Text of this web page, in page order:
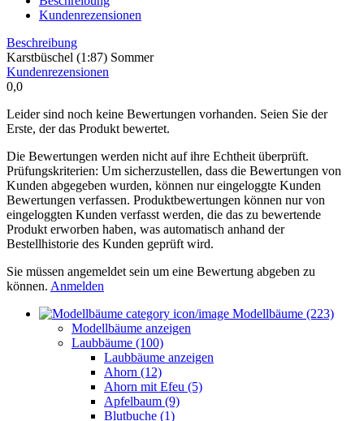
Kundenrezensionen
Beschreibung
Karstbüschel (1:87) Sommer
Kundenrezensionen
0,0
Leider sind noch keine Bewertungen vorhanden. Seien Sie der
Erste, der das Produkt bewertet.
Die Bewertungen werden nicht auf ihre Echtheit überprüft.
Prüfungskriterien: Um sicherzustellen, dass die Bewertungen von
Kunden abgegeben wurden, können nur eingeloggte Kunden
Bewertungen verfassen. Produktbewertungen können nur von
eingeloggten Kunden verfasst werden, die das zu bewertende
Produkt erworben haben, was automatisch anhand der
Bestellhistorie des Kunden geprüft wird.
Sie müssen angemeldet sein um eine Bewertung abgeben zu
können. Anmelden
Modellbäume (223)
Modellbäume anzeigen
Laubbäume (100)
Laubbäume anzeigen
Ahorn (12)
Ahorn mit Efeu (5)
Apfelbaum (9)
Blutbuche (1)